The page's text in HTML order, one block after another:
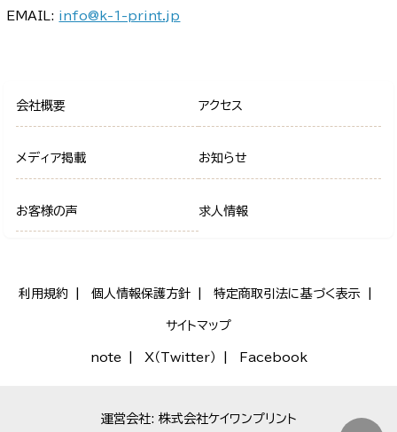
EMAIL: info@k-1-print.jp
会社概要 アクセス
メディア掲載 お知らせ
お客様の声 求人情報
利用規約 個人情報保護方針 特定商取引法に基づく表示
サイトマップ
note X（Twitter） Facebook
運営会社: 株式会社ケイワンプリント